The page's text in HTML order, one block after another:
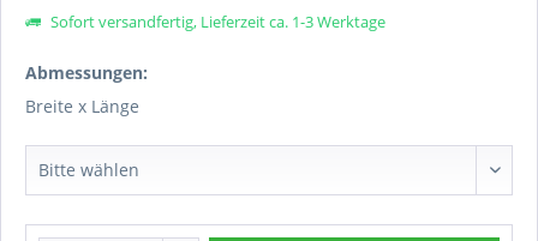
Sofort versandfertig, Lieferzeit ca. 1-3 Werktage
Abmessungen:
Breite x Länge